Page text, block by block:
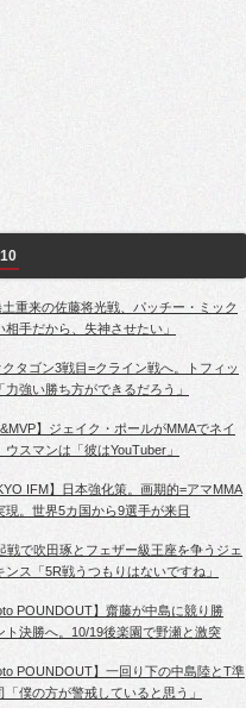
土重来の佐藤将光戦、パッチー・ミック
相手だから、失神させたい」
クタゴン3戦目=クライン戦へ。トフィッ
力強い勝ち方ができるだろう」
】ジェイク・ポールがMMAでネイ
ウスマンは「彼はYouTuber」
IFM】日本強化策。画期的=アマMMA
現。世界5カ国から9選手が来日
戦で吹田琢とフェザー級王座を争うジェ
ンス「5R戦うつもりはないですね」
POUNDOUT】齋藤が中島に競り勝
ト決勝へ。10/19後楽園で野瀬と激突
POUNDOUT】一回り下の中島陸とT準
僕の方が警戒していると思う」